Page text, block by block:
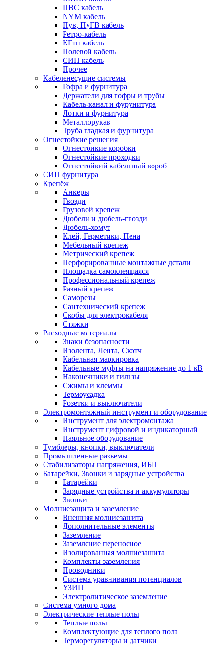
ПВС кабель
NYM кабель
Пув, ПуГВ кабель
Ретро-кабель
КГтп кабель
Полевой кабель
СИП кабель
Прочее
Кабеленесущие системы
Гофра и фурнитура
Держатели для гофры и трубы
Кабель-канал и фурунитура
Лотки и фурнитура
Металлорукав
Труба гладкая и фурнитура
Огнестойкие решения
Огнестойкие коробки
Огнестойкие проходки
Огнестойкий кабельный короб
СИП фурнитура
Крепёж
Анкеры
Гвозди
Грузовой крепеж
Дюбели и дюбель-гвозди
Дюбель-хомут
Клей, Герметики, Пена
Мебельный крепеж
Метрический крепеж
Перфорированные монтажные детали
Площадка самоклеящаяся
Профессиональный крепеж
Разный крепеж
Саморезы
Сантехнический крепеж
Скобы для электрокабеля
Стяжки
Расходные материалы
Знаки безопасности
Изолента, Лента, Скотч
Кабельная маркировка
Кабельные муфты на напряжение до 1 кВ
Наконечники и гильзы
Сжимы и клеммы
Термоусадка
Розетки и выключатели
Электромонтажный инструмент и оборудование
Инструмент для электромонтажа
Инструмент цифровой и индикаторный
Паяльное оборудование
Тумблеры, кнопки, выключатели
Промышленные разъемы
Стабилизаторы напряжения, ИБП
Батарейки, Звонки и зарядные устройства
Батарейки
Зарядные устройства и аккумуляторы
Звонки
Молниезащита и заземление
Внешняя молниезащита
Дополнительные элементы
Заземление
Заземление переносное
Изолированная молниезащита
Комплекты заземления
Проводники
Система уравнивания потенциалов
УЗИП
Электролитическое заземление
Система умного дома
Электрические теплые полы
Теплые полы
Комплектующие для теплого пола
Терморегуляторы и датчики